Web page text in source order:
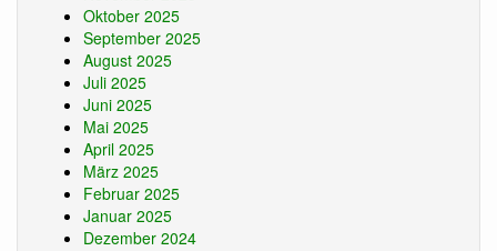
Oktober 2025
September 2025
August 2025
Juli 2025
Juni 2025
Mai 2025
April 2025
März 2025
Februar 2025
Januar 2025
Dezember 2024